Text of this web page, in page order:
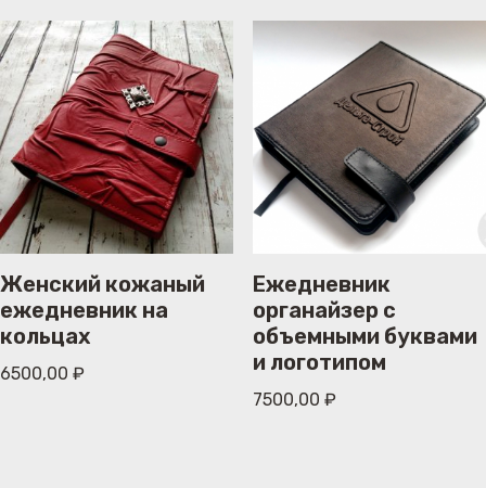
Женский кожаный
ежедневник на
кольцах
6500,00 ₽
Ежедневник
органайзер с
объемными буквами
и логотипом
7500,00 ₽